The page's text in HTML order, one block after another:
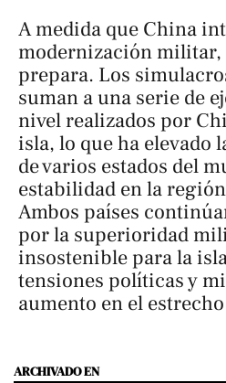
A medida que China
modernización militar,
prepara. Los
suman a una serie de
nivel realizados por
isla, lo que ha elevado
de varios estados del
estabilidad en la
Ambos países
por la superioridad
insostenible para la
tensiones políticas y
aumento en el
ARCHIVADO EN